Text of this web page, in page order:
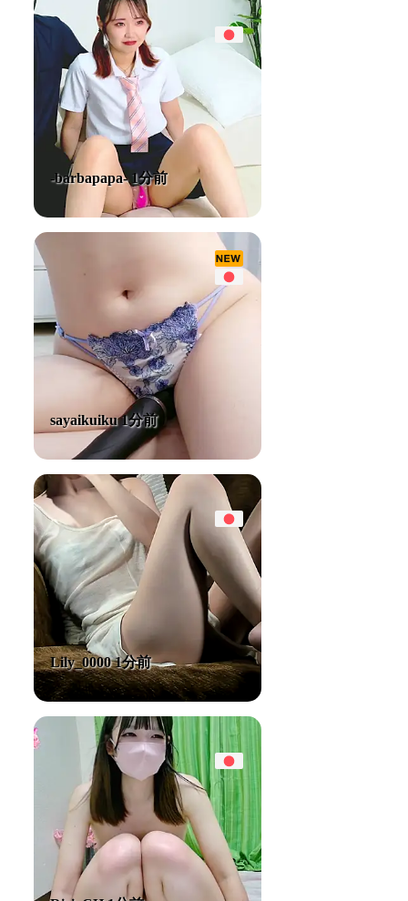
-barbapapa- 1分前
sayaikuiku 1分前
Lily_0000 1分前